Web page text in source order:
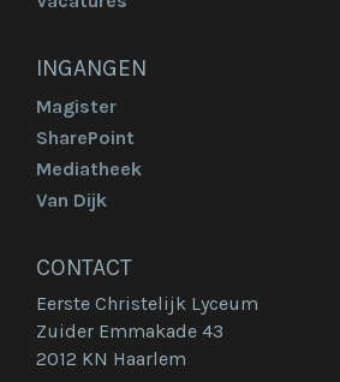
INGANGEN
Magister
SharePoint
Mediatheek
Van Dijk
CONTACT
Eerste Christelijk Lyceum
Zuider Emmakade 43
2012 KN Haarlem